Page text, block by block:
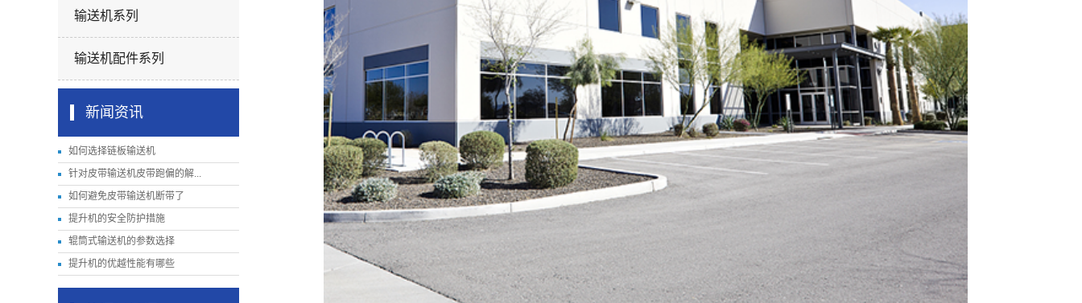
输送机系列
输送机配件系列
新闻资讯
如何选择链板输送机
针对皮带输送机皮带跑偏的解...
如何避免皮带输送机断带了
提升机的安全防护措施
辊筒式输送机的参数选择
提升机的优越性能有哪些